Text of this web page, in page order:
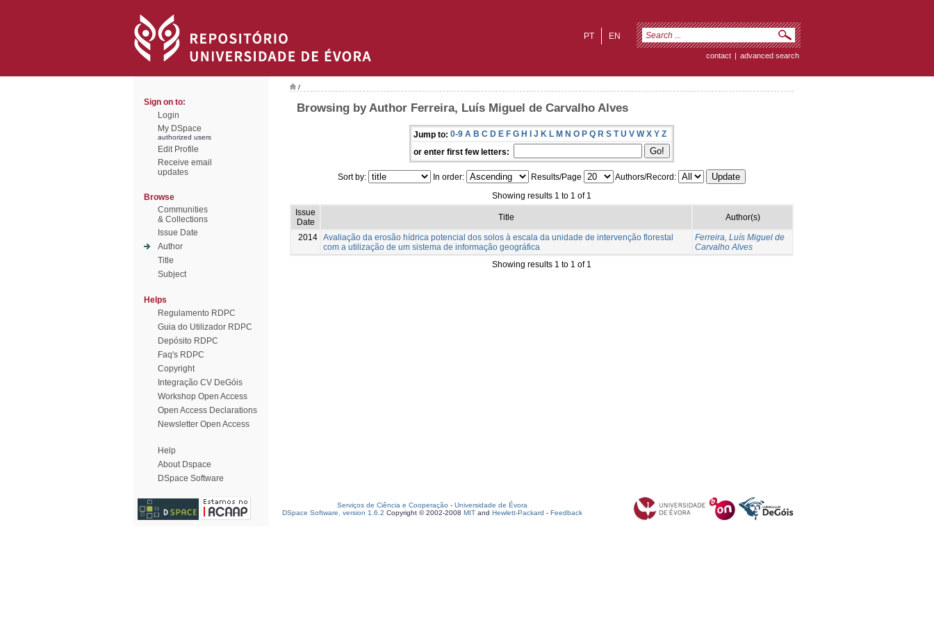
EN
PT
contact | advanced search
Sign on to:
Login
My DSpace
authorized users
Edit Profile
Receive email
updates
Browse
Communities
& Collections
Issue Date
Author
Title
Subject
Helps
Regulamento RDPC
Guia do Utilizador RDPC
Depósito RDPC
Faq's RDPC
Copyright
Integração CV DeGóis
Workshop Open Access
Open Access Declarations
Newsletter Open Access
Help
About Dspace
DSpace Software
/
Browsing by Author Ferreira, Luís Miguel de Carvalho Alves
Jump to: 0-9 A B C D E F G H I J K L M N O P Q R S T U V W X Y Z
or enter first few letters:
Sort by: In order: Results/Page
Authors/Record:
Showing results 1 to 1 of 1
Issue
Date
Title Author(s)
2014 Avaliação da erosão hídrica potencial dos solos à escala da unidade de intervenção florestal
com a utilização de um sistema de informação geográfica
Ferreira, Luís Miguel de
Carvalho Alves
Showing results 1 to 1 of 1
Serviços de Ciência e Cooperação - Universidade de Évora
DSpace Software, version 1.6.2 Copyright © 2002-2008 MIT and Hewlett-Packard - Feedback